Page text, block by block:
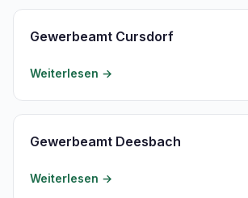
Gewerbeamt Cursdorf
Weiterlesen →
Gewerbeamt Deesbach
Weiterlesen →